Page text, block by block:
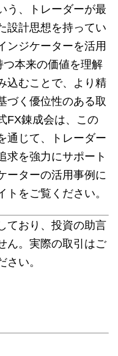
う、トレーダーが最
設計思想を持ってい
ンジケーターを活用
本来の価値を理解
込むことで、より精
づく優位性のある取
FX錬成会は、この
通じて、トレーダー
求を強力にサポート
ーターの活用事例に
をご覧ください。
ており、投資の助言
ん。実際の取引はご
い。